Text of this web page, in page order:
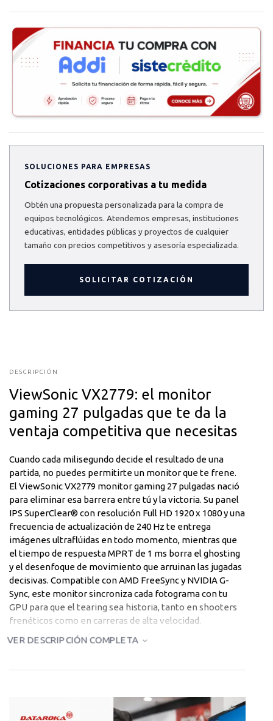
SOLUCIONES PARA EMPRESAS
Cotizaciones corporativas a tu medida
Obtén una propuesta personalizada para la compra de
equipos tecnológicos. Atendemos empresas, instituciones
educativas, entidades públicas y proyectos de cualquier
tamaño con precios competitivos y asesoría especializada.
SOLICITAR COTIZACIÓN
DESCRIPCIÓN
ViewSonic VX2779: el monitor
gaming 27 pulgadas que te da la
ventaja competitiva que necesitas
Cuando cada milisegundo decide el resultado de una
partida, no puedes permitirte un monitor que te frene.
El ViewSonic VX2779 monitor gaming 27 pulgadas nació
para eliminar esa barrera entre tú y la victoria. Su panel
IPS SuperClear® con resolución Full HD 1920 x 1080 y una
frecuencia de actualización de 240 Hz te entrega
imágenes ultraflúidas en todo momento, mientras que
el tiempo de respuesta MPRT de 1 ms borra el ghosting
y el desenfoque de movimiento que arruinan las jugadas
decisivas. Compatible con AMD FreeSync y NVIDIA G-
Sync, este monitor sincroniza cada fotograma con tu
GPU para que el tearing sea historia, tanto en shooters
frenéticos como en carreras de alta velocidad.
Más allá del rendimiento puro, el ViewSonic VX2779
amplios ángulos de visión de 178° horizontal y vertical
y consistentes desde cualquier posición, sin importar
cómo te sientes frente al escritorio. El soporte de
VER DESCRIPCIÓN COMPLETA